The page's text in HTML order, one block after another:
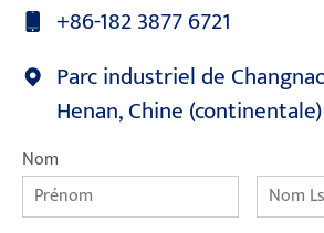
+86-182 3877 6721
Parc industriel de
Henan, Chine (continentale)
Nom